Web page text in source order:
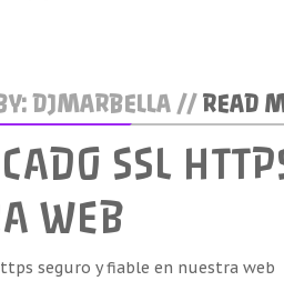
DJMARBELLA //READ
SSL
WEB